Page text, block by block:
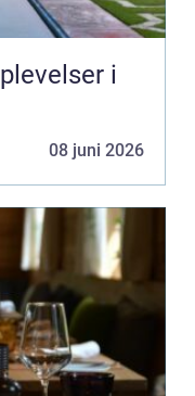
08 juni 2026